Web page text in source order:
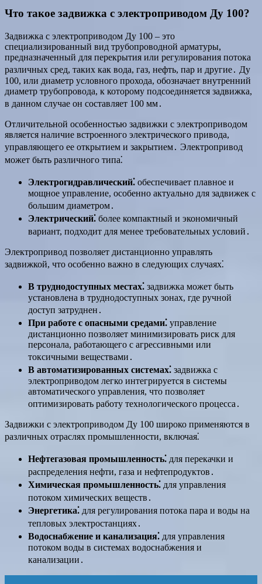
Что такое задвижка с электроприводом Ду 100?
Задвижка с электроприводом Ду 100 – это
специализированный вид трубопроводной арматуры,
предназначенный для перекрытия или регулирования потока
различных сред, таких как вода, газ, нефть, пар и другие․ Ду
100, или диаметр условного прохода, обозначает внутренний
диаметр трубопровода, к которому подсоединяется задвижка,
в данном случае он составляет 100 мм․
Отличительной особенностью задвижки с электроприводом
является наличие встроенного электрического привода,
управляющего ее открытием и закрытием․ Электропривод
может быть различного типа⁚
Электрогидравлический⁚ обеспечивает плавное и
мощное управление, особенно актуально для задвижек с
большим диаметром․
Электрический⁚ более компактный и экономичный
вариант, подходит для менее требовательных условий․
Электропривод позволяет дистанционно управлять
задвижкой, что особенно важно в следующих случаях⁚
В труднодоступных местах⁚ задвижка может быть
установлена в труднодоступных зонах, где ручной
доступ затруднен․
При работе с опасными средами⁚ управление
дистанционно позволяет минимизировать риск для
персонала, работающего с агрессивными или
токсичными веществами․
В автоматизированных системах⁚ задвижка с
электроприводом легко интегрируется в системы
автоматического управления, что позволяет
оптимизировать работу технологического процесса․
Задвижки с электроприводом Ду 100 широко применяются в
различных отраслях промышленности, включая⁚
Нефтегазовая промышленность⁚ для перекачки и
распределения нефти, газа и нефтепродуктов․
Химическая промышленность⁚ для управления
потоком химических веществ․
Энергетика⁚ для регулирования потока пара и воды на
тепловых электростанциях․
Водоснабжение и канализация⁚ для управления
потоком воды в системах водоснабжения и
канализации․